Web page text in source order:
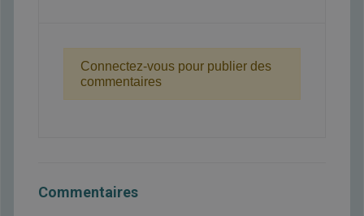
Connectez-vous pour publier des
commentaires
Commentaires